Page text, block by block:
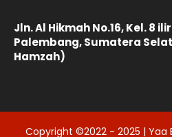
Jln. Al Hikmah No.16, Kel. 8
Palembang, Sumatera
Hamzah)
Copyright ©2022 - 2025 | Yaa